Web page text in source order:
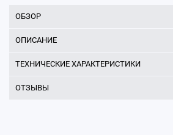
ОБЗОР
ОПИСАНИЕ
ТЕХНИЧЕСКИЕ ХАРАКТЕРИСТИКИ
ОТЗЫВЫ